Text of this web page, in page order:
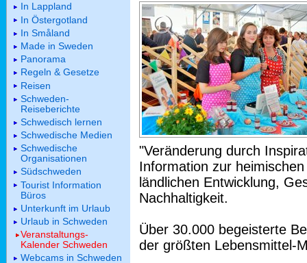
"Veränderung durch
Information zur
ländlichen Entwicklung,
Nachhaltigkeit.
Über 30.000 begeisterte
der größten Lebensmittel-
In Lappland
In Östergotland
In Småland
Made in Sweden
Panorama
Regeln & Gesetze
Reisen
Schweden-
Reiseberichte
Schwedisch lernen
Schwedische Medien
Schwedische
Organisationen
Südschweden
Tourist Information
Büros
Unterkunft im Urlaub
Urlaub in Schweden
Veranstaltungs-
Kalender Schweden
Webcams in Schweden